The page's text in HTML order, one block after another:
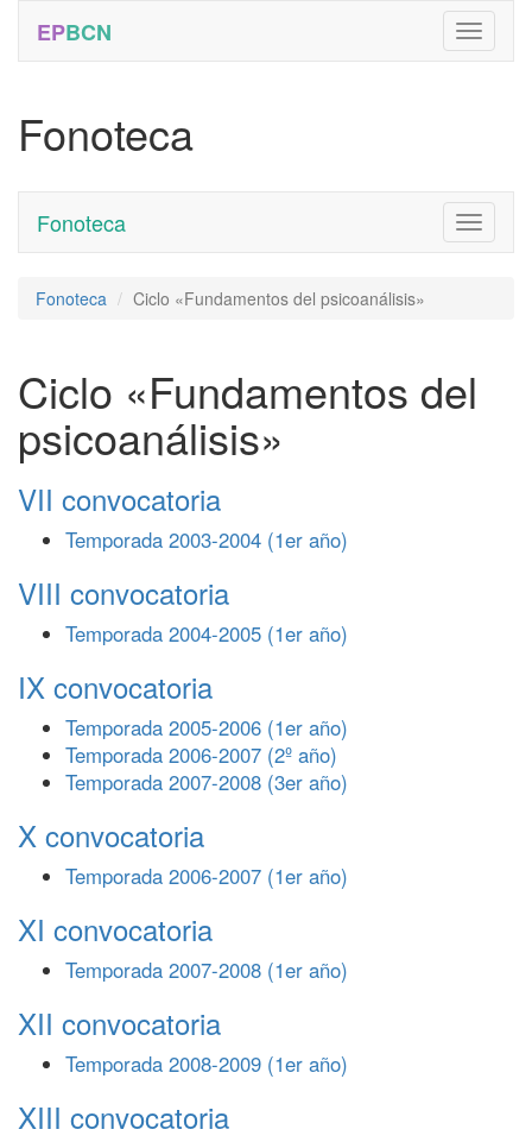
EPBCN
Fonoteca
Toggle
Fonoteca
Fonoteca Ciclo «Fundamentos del psicoanálisis»
Ciclo «Fundamentos del
psicoanálisis»
VII convocatoria
Temporada 2003-2004 (1er año)
VIII convocatoria
Temporada 2004-2005 (1er año)
IX convocatoria
Temporada 2005-2006 (1er año)
Temporada 2006-2007 (2º año)
Temporada 2007-2008 (3er año)
X convocatoria
Temporada 2006-2007 (1er año)
XI convocatoria
Temporada 2007-2008 (1er año)
XII convocatoria
Temporada 2008-2009 (1er año)
XIII convocatoria